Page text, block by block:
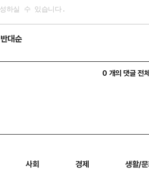
반대순
0 개의 댓글 전
사회 경제 생활/